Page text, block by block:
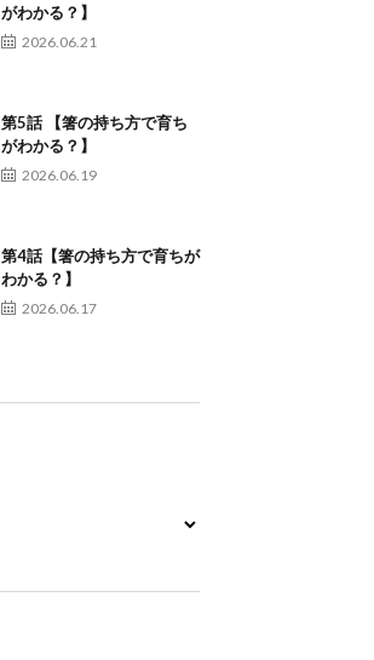
がわかる？】
2026.06.21
第5話 【箸の持ち方で育ち
がわかる？】
2026.06.19
第4話【箸の持ち方で育ちが
わかる？】
2026.06.17